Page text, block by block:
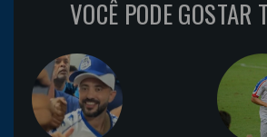
VOCÊ PODE GOSTAR